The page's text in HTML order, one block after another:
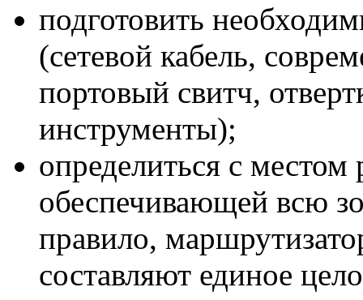
подготовить
(сетевой кабель,
портовый свитч,
инструменты);
определиться с
обеспечивающей всю
правило,
составляют единое